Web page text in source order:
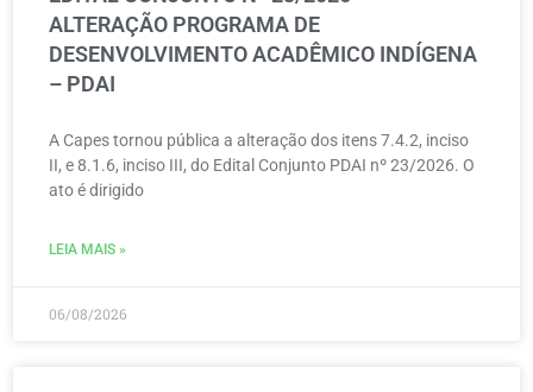
ALTERAÇÃO PROGRAMA DE
DESENVOLVIMENTO ACADÊMICO INDÍGENA
– PDAI
A Capes tornou pública a alteração dos itens 7.4.2, inciso
II, e 8.1.6, inciso III, do Edital Conjunto PDAI nº 23/2026. O
ato é dirigido
LEIA MAIS »
06/08/2026